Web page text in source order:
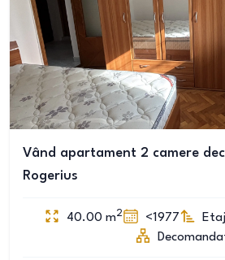
Vând apartament 2 camere
Rogerius
40.00 m2 <1977